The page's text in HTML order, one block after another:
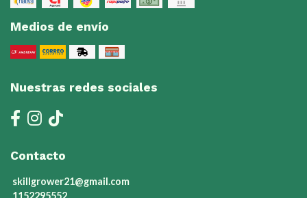
Medios de envío
Nuestras redes sociales
Contacto
skillgrower21@gmail.com